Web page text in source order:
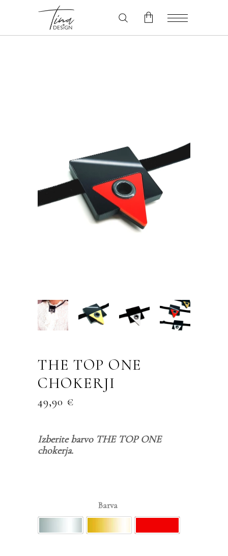
THE TOP ONE
CHOKERJI
49,90 €
Izberite barvo THE TOP ONE
chokerja.
Barva
pearl srebrna pearl zlata rdeča